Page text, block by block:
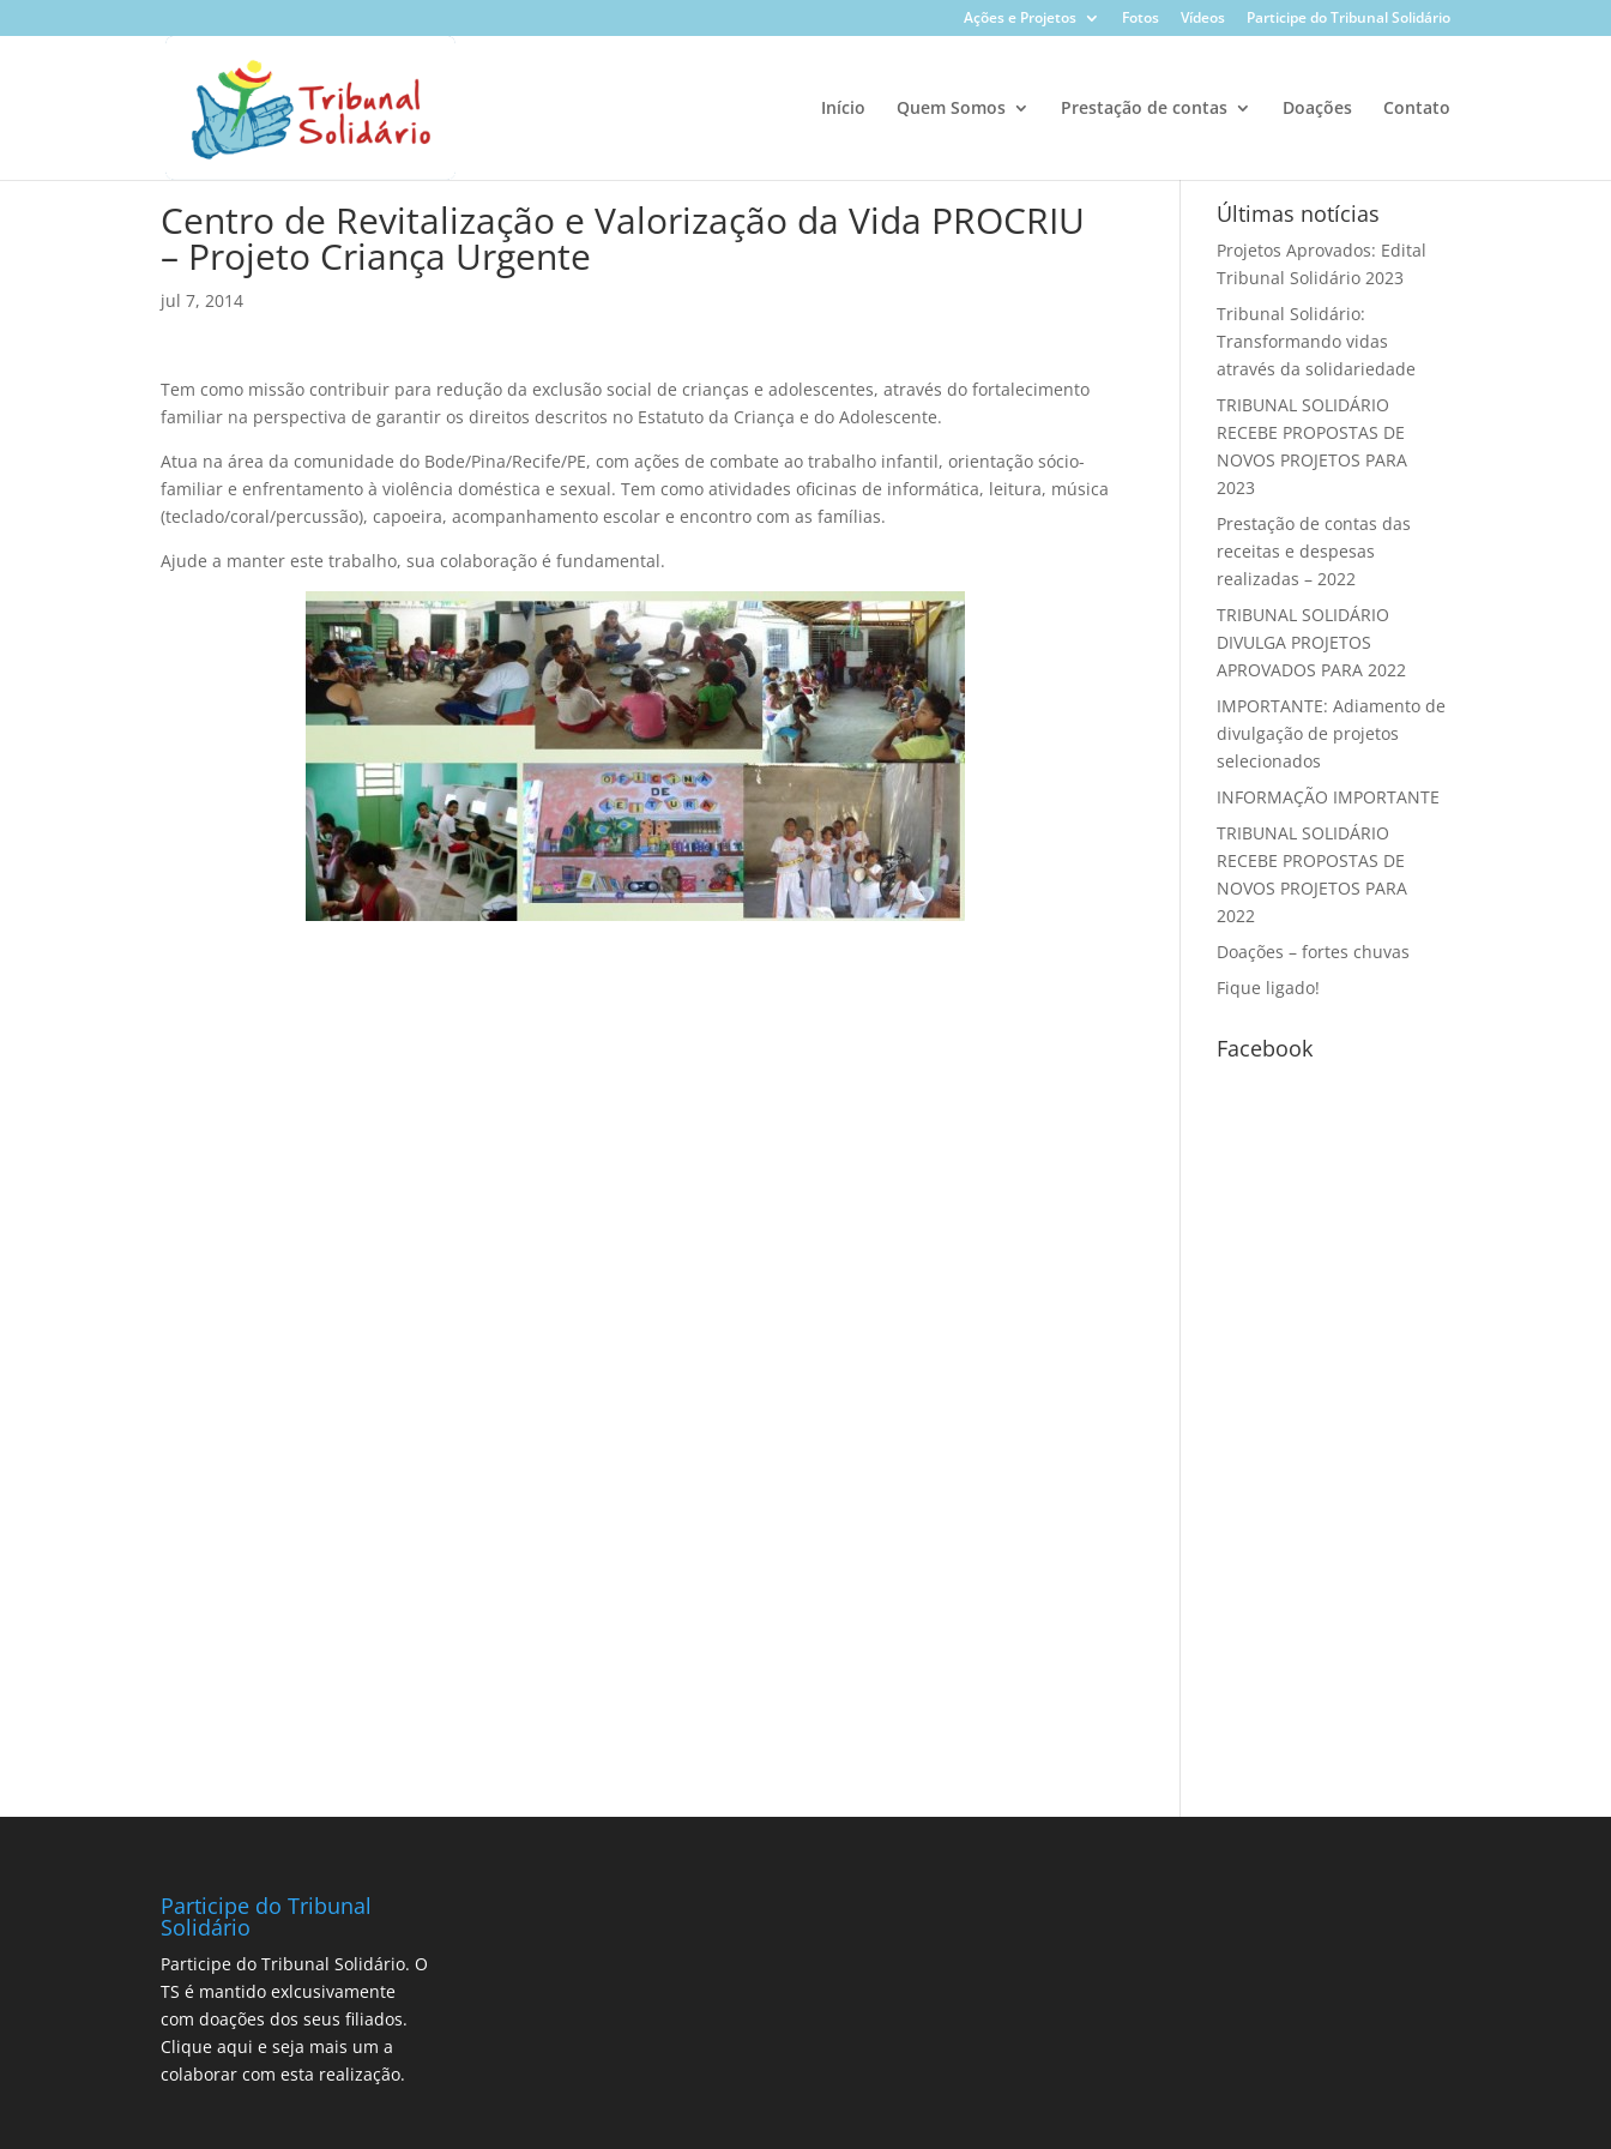
Ações e Projetos Fotos Vídeos Participe do Tribunal Solidário
Início Quem Somos Prestação de contas Doações Contato
Centro de Revitalização e Valorização da Vida PROCRIU
– Projeto Criança Urgente
jul 7, 2014
Tem como missão contribuir para redução da exclusão social de crianças e adolescentes, através do fortalecimento
familiar na perspectiva de garantir os direitos descritos no Estatuto da Criança e do Adolescente.
Atua na área da comunidade do Bode/Pina/Recife/PE, com ações de combate ao trabalho infantil, orientação sócio-
familiar e enfrentamento à violência doméstica e sexual. Tem como atividades oficinas de informática, leitura, música
(teclado/coral/percussão), capoeira, acompanhamento escolar e encontro com as famílias.
Ajude a manter este trabalho, sua colaboração é fundamental.
Últimas notícias
Projetos Aprovados: Edital
Tribunal Solidário 2023
Tribunal Solidário:
Transformando vidas
através da solidariedade
TRIBUNAL SOLIDÁRIO
RECEBE PROPOSTAS DE
NOVOS PROJETOS PARA
2023
Prestação de contas das
receitas e despesas
realizadas – 2022
TRIBUNAL SOLIDÁRIO
DIVULGA PROJETOS
APROVADOS PARA 2022
IMPORTANTE: Adiamento de
divulgação de projetos
selecionados
INFORMAÇÃO IMPORTANTE
TRIBUNAL SOLIDÁRIO
RECEBE PROPOSTAS DE
NOVOS PROJETOS PARA
2022
Doações – fortes chuvas
Fique ligado!
Facebook
Participe do Tribunal
Solidário
Participe do Tribunal Solidário. O
TS é mantido exlcusivamente
com doações dos seus filiados.
Clique aqui e seja mais um a
colaborar com esta realização.